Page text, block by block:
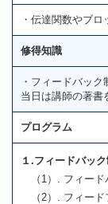
・伝達関数やブ
修得知識
・フィードバッ
当日は講師の著書
プログラム
１.フィードバッ
（1）. フィード
（2）. フィード